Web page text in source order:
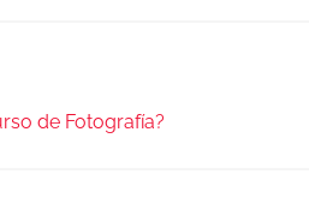
de Fotografía?